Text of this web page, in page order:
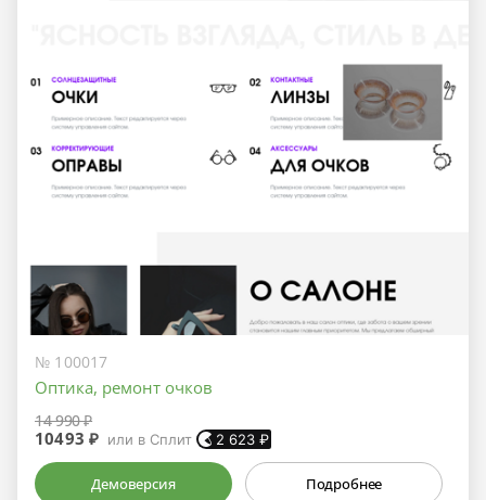
№ 100017
Оптика, ремонт очков
14 990 ₽
10493 ₽ или в Сплит 2 623 ₽
Демоверсия Подробнее